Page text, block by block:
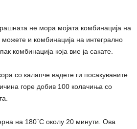
не мора мојата комбинација на
и комбинација на интегрално
комбинација која вие ја сакате.
со калапче вадете ги посакуваните
горе добив 100 колачиња со
на 180˚С околу 20 минути. Ова